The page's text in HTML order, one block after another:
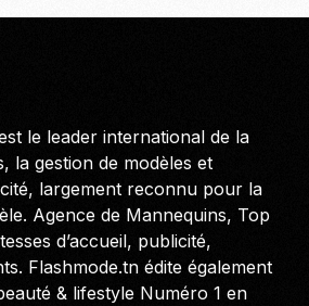
le leader international de la
la gestion de modèles et
largement reconnu pour la
Agence de Mannequins, Top
d’accueil, publicité,
Flashmode.tn édite également
& lifestyle Numéro 1 en